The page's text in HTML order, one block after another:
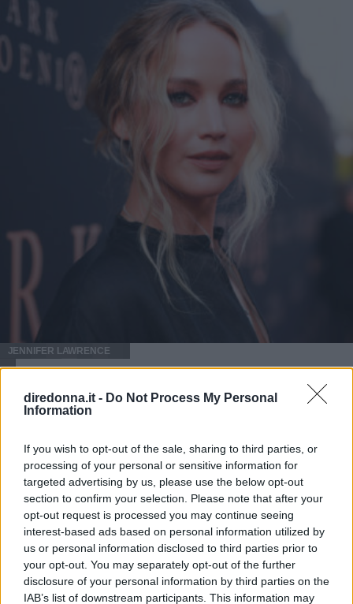
diredonna.it - Do Not Process My Personal
Information
If you wish to opt-out of the sale, sharing to third parties, or
processing of your personal or sensitive information for
targeted advertising by us, please use the below opt-out
section to confirm your selection. Please note that after your
opt-out request is processed you may continue seeing
interest-based ads based on personal information utilized by
us or personal information disclosed to third parties prior to
your opt-out. You may separately opt-out of the further
disclosure of your personal information by third parties on the
IAB’s list of downstream participants. This information may
JENNIFER LAWRENCE
vendita il suo attico
In questi mesi l'attrice ha dovuto rivedere il prezzo
dell'appartamento scendendo a 12 milioni di dollari